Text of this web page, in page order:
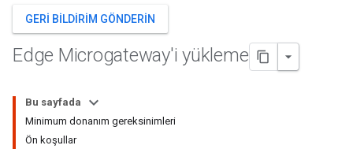
GERI BILDIRIM GÖNDERIN
Edge Microgateway'i yükleme
Bu sayfada
Minimum donanım gereksinimleri
Ön koşullar